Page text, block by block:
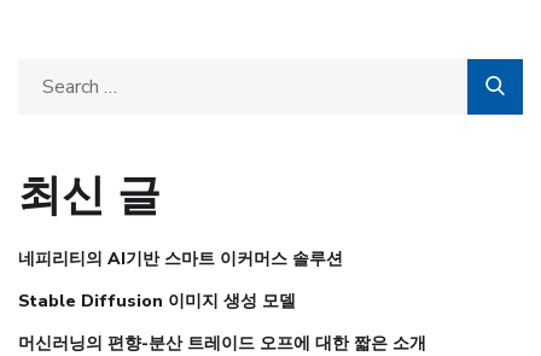
최신 글
네피리티의 AI기반 스마트 이커머스 솔루션
Stable Diffusion 이미지 생성 모델
머신러닝의 편향-분산 트레이드 오프에 대한 짧은 소개